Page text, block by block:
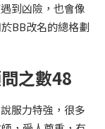
到凶險，也會像
BB改名的總格劃
之數48
服力特強，很多